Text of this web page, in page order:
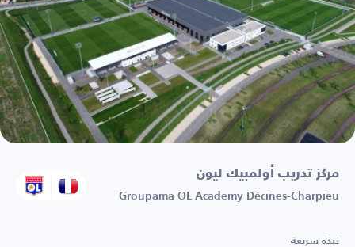
مركز تدريب أولمبيك ليون
Groupama OL Academy Décines-Charpieu
نبذه سريعة